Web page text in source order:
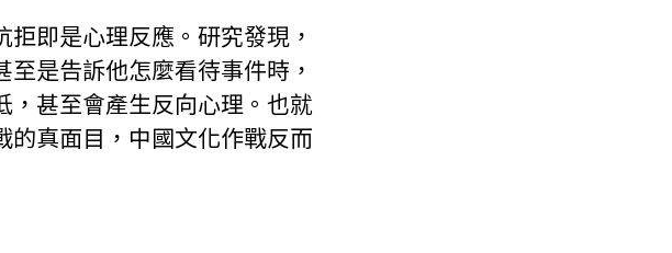
即是心理反應。研究發現，
是告訴他怎麼看待事件時，
甚至會產生反向心理。也就
真面目，中國文化作戰反而